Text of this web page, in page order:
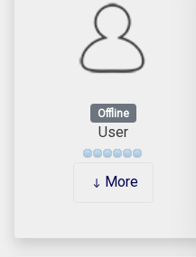
Offline
User
More